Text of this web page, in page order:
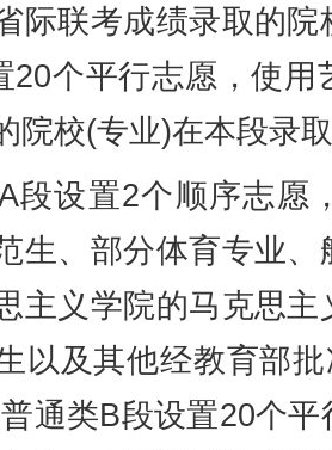
际联考成绩录取的
20个平行志愿，使用
院校(专业)在本段录
设置2个顺序志愿
生、部分体育专业
主义学院的马克思
以及其他经教育部
通类B段设置20个